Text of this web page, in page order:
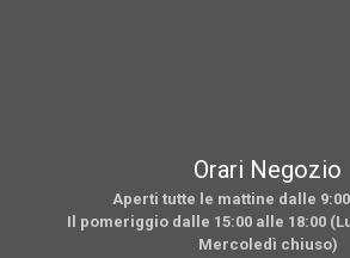
Orari Negozio
Aperti tutte le mattine dalle
Il pomeriggio dalle 15:00 alle 18:00
Mercoledì chiuso)